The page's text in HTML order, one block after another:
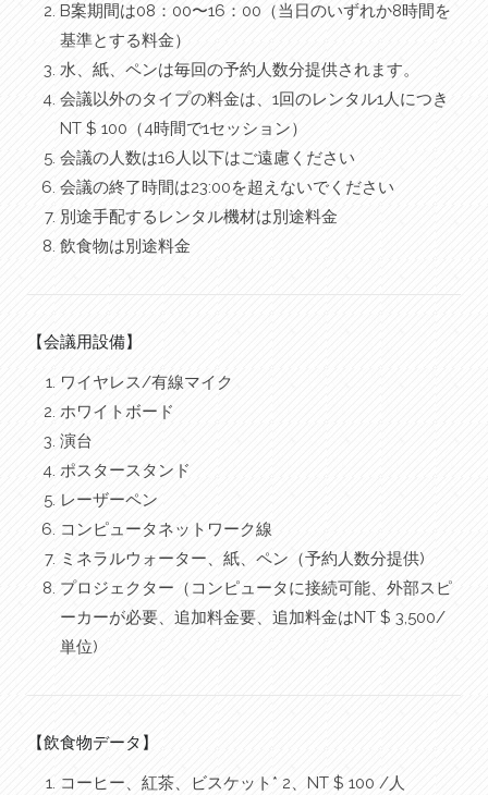
B案期間は08：00〜16：00（当日のいずれか8時間を
基準とする料金）
水、紙、ペンは毎回の予約人数分提供されます。
会議以外のタイプの料金は、1回のレンタル1人につき
NT $ 100（4時間で1セッション）
会議の人数は16人以下はご遠慮ください
会議の終了時間は23:00を超えないでください
別途手配するレンタル機材は別途料金
飲食物は別途料金
【会議用設備】
ワイヤレス/有線マイク
ホワイトボード
演台
ポスタースタンド
レーザーペン
コンピュータネットワーク線
ミネラルウォーター、紙、ペン（予約人数分提供)
プロジェクター（コンピュータに接続可能、外部スピ
ーカーが必要、追加料金要、追加料金はNT $ 3,500/
単位)
【飲食物データ】
コーヒー、紅茶、ビスケット* 2、NT $ 100 /人